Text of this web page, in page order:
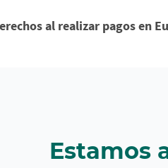
al realizar pagos en
Estamos